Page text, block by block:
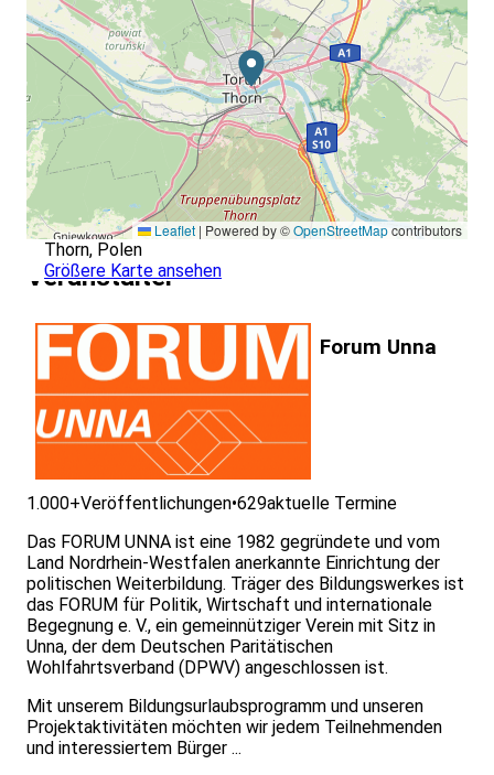
Leaflet | Powered by ©OpenStreetMapcontributors
Thorn, Polen
Größere Karte ansehen
Veranstalter
Forum Unna
1.000+Veröffentlichungen•629aktuelle Termine
Das FORUM UNNA ist eine 1982 gegründete und vom
Land Nordrhein-Westfalen anerkannte Einrichtung der
politischen Weiterbildung. Träger des Bildungswerkes ist
das FORUM für Politik, Wirtschaft und internationale
Begegnung e. V., ein gemeinnütziger Verein mit Sitz in
Unna, der dem Deutschen Paritätischen
Wohlfahrtsverband (DPWV) angeschlossen ist.
Mit unserem Bildungsurlaubsprogramm und unseren
Projektaktivitäten möchten wir jedem Teilnehmenden
und interessiertem Bürger ...